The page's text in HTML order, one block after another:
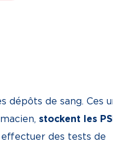
dépôts de sang. Ces
stockent les
des tests de